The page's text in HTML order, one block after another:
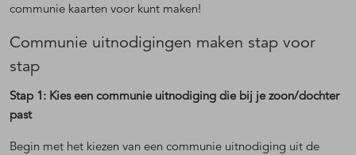
communie kaarten voor kunt maken!
Communie uitnodigingen maken stap voor
stap
Stap 1: Kies een communie uitnodiging die bij je zoon/dochter
past
Begin met het kiezen van een communie uitnodiging uit de